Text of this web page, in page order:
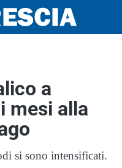
a
mesi alla
si sono intensificati.